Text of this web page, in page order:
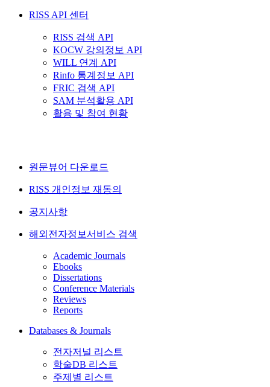
RISS API 센터
RISS 검색 API
KOCW 강의정보 API
WILL 연계 API
Rinfo 통계정보 API
FRIC 검색 API
SAM 분석활용 API
활용 및 참여 현황
원문뷰어 다운로드
RISS 개인정보 재동의
공지사항
해외전자정보서비스 검색
Academic Journals
Ebooks
Dissertations
Conference Materials
Reviews
Reports
Databases & Journals
전자저널 리스트
학술DB 리스트
주제별 리스트